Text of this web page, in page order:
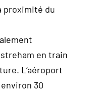
proximité du
en train
L’aéroport
30